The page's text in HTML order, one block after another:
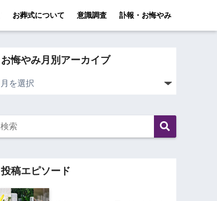
お葬式について 意識調査 訃報・お悔やみ
お悔やみ月別アーカイブ
投稿エピソード